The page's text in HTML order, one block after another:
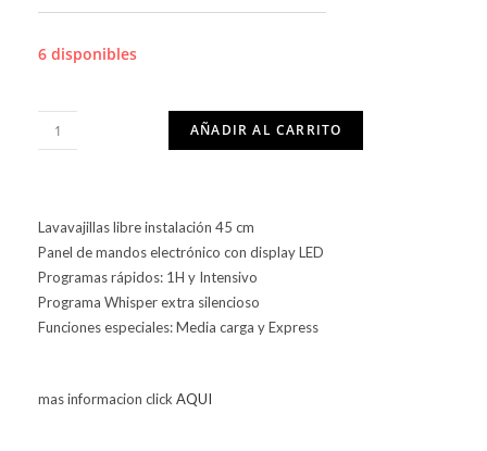
6 disponibles
AÑADIR AL CARRITO
Lavavajillas libre instalación 45 cm
Panel de mandos electrónico con display LED
Programas rápidos: 1H y Intensivo
Programa Whisper extra silencioso
Funciones especiales: Media carga y Express
mas informacion click AQUI